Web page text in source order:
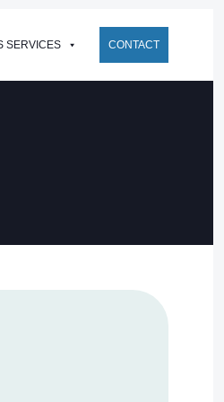
SERVICES CONTACT